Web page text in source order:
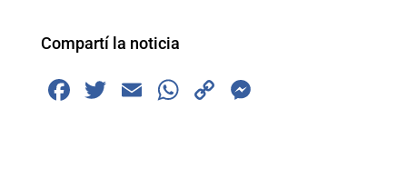
Compartí la noticia
F
T
E
W
C